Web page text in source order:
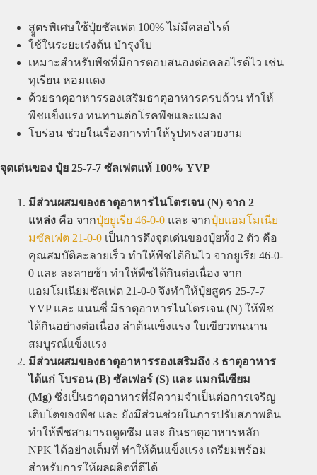
สููตรพิเศษใช้ปุ๋ยซัลเฟต 100% ไม่มีคลอไรด์
ใช้ในระยะเร่งต้น บำรุงใบ
เหมาะสำหรับพืชที่มีการตอบสนองต่อคลอไรด์ไว เช่น
ทุเรียน หอมแดง
ด้วยธาตุอาหารรองเสริมธาตุอาหารครบถ้วน ทำให้
พืชแข็งแรง ทนทานต่อโรคพืชและแมลง
โบร่อน ช่วยในเรื่องการทำให้รูปทรงสวยงาม
จุดเด่นของ ปุ๋ย 25-7-7 ซัลเฟตแท้ 100% YVP
มีส่วนผสมของธาตุอาหารไนโตรเจน (N) จาก 2
แหล่ง คือ จากปุ๋ยยูเรีย 46-0-0 และ จากปุ๋ยแอมโมเนีย
มซัลเฟต 21-0-0 เป็นการดึงจุดเด่นของปุ๋ยทั้ง 2 ตัว คือ
คุณสมบัติละลายเร็ว ทำให้พืชได้กินไว จากยูเรีย 46-0-
0 และ ละลายช้า ทำให้พืชได้กินต่อเนื่อง จาก
แอมโมเนียมซัลเฟต 21-0-0 จึงทำให้ปุ๋ยสูตร 25-7-7
YVP และ แนนซี่ มีธาตุอาหารไนโตรเจน (N) ให้พืช
ได้กินอย่างต่อเนื่อง ลำต้นแข็งแรง ใบเขียวทนนาน
สมบูรณ์แข็งแรง
มีส่วนผสมของธาตุอาหารรองเสริมถึง 3 ธาตุอาหาร
ได้แก่ โบรอน (B) ซัลเฟอร์ (S) และ แมกนีเซียม
(Mg) ซึ่งเป็นธาตุอาหารที่มีความจำเป็นต่อการเจริญ
เติบโตของพืช และ ยังมีส่วนช่วยในการปรับสภาพดิน
ทำให้พืชสามารถดูดซึม และ กินธาตุอาหารหลัก
NPK ได้อย่างเต็มที่ ทำให้ต้นแข็งแรง เตรียมพร้อม
สำหรับการให้ผลผลิตที่ดีได้